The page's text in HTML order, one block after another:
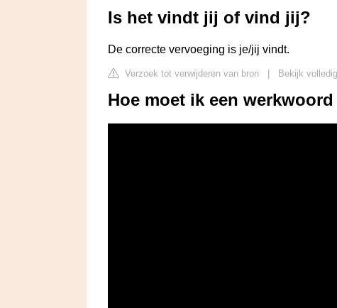
Is het vindt jij of vind jij?
De correcte vervoeging is je/jij vindt.
Verzoek tot verwijderen van bron Bekijk
Hoe moet ik een